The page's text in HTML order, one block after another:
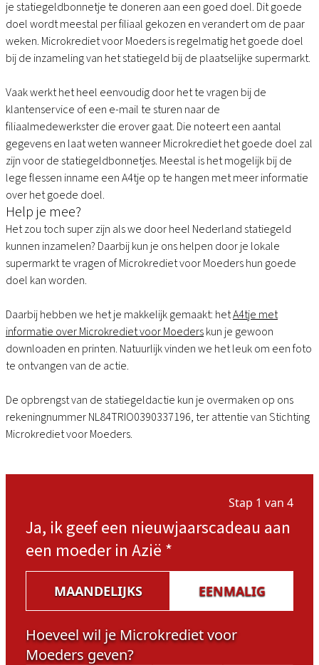
je statiegeldbonnetje te doneren aan een goed doel. Dit goede
doel wordt meestal per filiaal gekozen en verandert om de paar
weken. Microkrediet voor Moeders is regelmatig het goede doel
bij de inzameling van het statiegeld bij de plaatselijke supermarkt.
Vaak werkt het heel eenvoudig door het te vragen bij de
klantenservice of een e-mail te sturen naar de
filiaalmedewerkster die erover gaat. Die noteert een aantal
gegevens en laat weten wanneer Microkrediet het goede doel zal
zijn voor de statiegeldbonnetjes. Meestal is het mogelijk bij de
lege flessen inname een A4tje op te hangen met meer informatie
over het goede doel.
Help je mee?
Het zou toch super zijn als we door heel Nederland statiegeld
kunnen inzamelen? Daarbij kun je ons helpen door je lokale
supermarkt te vragen of Microkrediet voor Moeders hun goede
doel kan worden.
Daarbij hebben we het je makkelijk gemaakt: hetA4tje met
informatie over Microkrediet voor Moederskun je gewoon
downloaden en printen. Natuurlijk vinden we het leuk om een foto
te ontvangen van de actie.
De opbrengst van de statiegeldactie kun je overmaken op ons
rekeningnummer NL84TRIO0390337196, ter attentie van Stichting
Microkrediet voor Moeders.
Stap 1 van 4
Ja, ik geef een nieuwjaarscadeau aan
een moeder in Azië *
MAANDELIJKS EENMALIG
Hoeveel wil je Microkrediet voor
Moeders geven?